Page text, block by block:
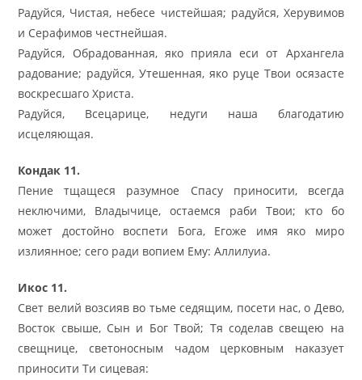
Радуйся, Чистая, небесе чистейшая; радуйся, Херувимов
и Серафимов честнейшая.
Радуйся, Обрадованная, яко прияла еси от Архангела
радование; радуйся, Утешенная, яко руце Твои осязасте
воскресшаго Христа.
Радуйся, Всецарице, недуги наша благодатию
исцеляющая.
Кондак 11.
Пение тщащеся разумное Спасу приносити, всегда
неключими, Владычице, остаемся раби Твои; кто бо
может достойно воспети Бога, Егоже имя яко миро
излиянное; сего ради вопием Ему: Аллилуиа.
Икос 11.
Свет велий возсияв во тьме седящим, посети нас, о Дево,
Восток свыше, Сын и Бог Твой; Тя соделав свещею на
свещнице, светоносным чадом церковным наказует
приносити Ти сицевая: